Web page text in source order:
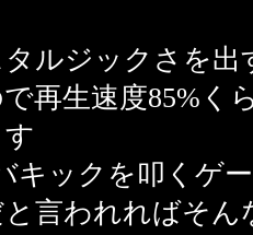
ルジックさを
再生速度85%く
キックを叩くゲ
言われればそん